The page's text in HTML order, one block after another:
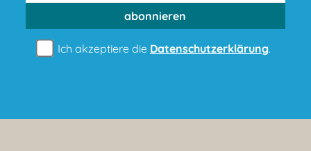
abonnieren
Ich akzeptiere die Datenschutzerklärung.